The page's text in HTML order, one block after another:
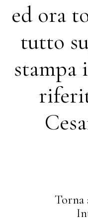
ed ora
tutto
stampa
Torna